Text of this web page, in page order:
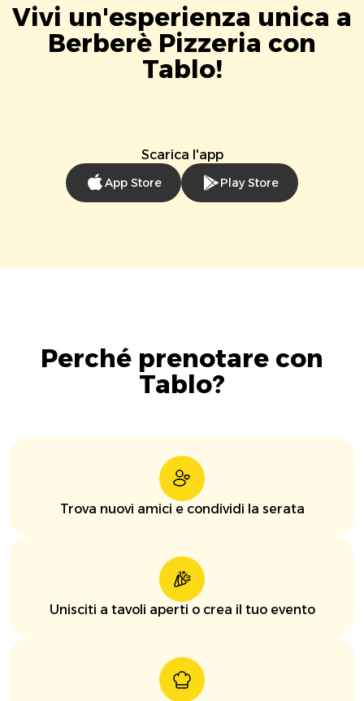
Vivi un'esperienza unica a
Berberè Pizzeria con
Tablo!
Scarica l'app
App Store Play Store
Perché prenotare con
Tablo?
Trova nuovi amici e condividi la serata
Unisciti a tavoli aperti o crea il tuo evento